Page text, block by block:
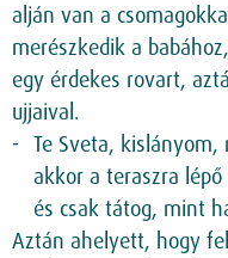
alján van a
merészkedik a
egy érdekes rovart,
ujjaival.
Te Sveta, kislányom,
akkor a teraszra
és csak tátog, mint
Aztán ahelyett, hogy